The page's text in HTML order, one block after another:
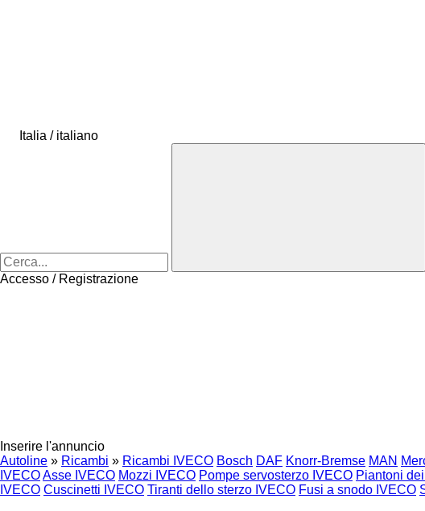
Italia / italiano
Accesso / Registrazione
Inserire l'annuncio
Autoline » Ricambi » Ricambi IVECO Bosch DAF Knorr-Bremse MAN
IVECOAsse IVECO Mozzi IVECO Pompe servosterzo IVECO Piantoni
IVECO Cuscinetti IVECO Tiranti dello sterzo IVECO Fusi a snodo IVECO